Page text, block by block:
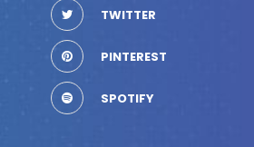
TWITTER
PINTEREST
SPOTIFY